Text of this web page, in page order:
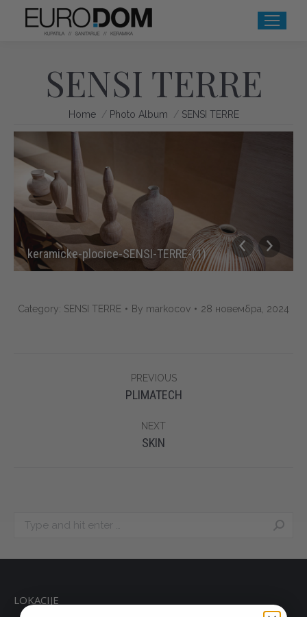
SENSI TERRE
You are here:
Home Photo Album SENSI TERRE
keramicke-plocice-SENSI-TERRE-(1)
Category: SENSI TERRE By markocov 28 новембра, 2024
PREVIOUS
Previous
PLIMATECH
NEXT
Next
SKIN
Search:
LOKACIJE